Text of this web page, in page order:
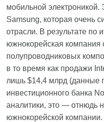
мобильной электроникой.
Samsung, которая очень
отрасли. В результате по
южнокорейская компания
полупроводниковых
в то время как продажи
лишь $14,4 млрд (данные
инвестиционного банка
аналитики, это — отнюдь
южнокорейской